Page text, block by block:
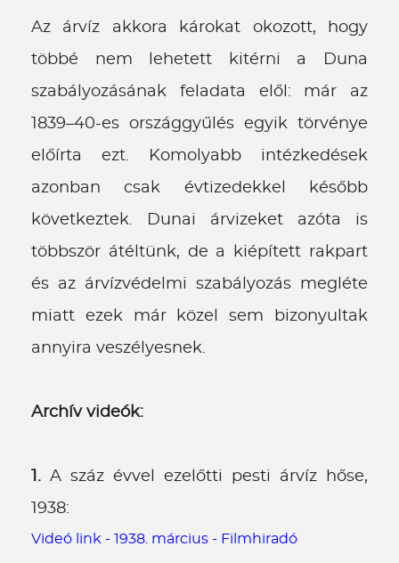
Az árvíz akkora károkat okozott, hogy
többé nem lehetett kitérni a Duna
szabályozásának feladata elől: már az
1839–40-es országgyűlés egyik törvénye
előírta ezt. Komolyabb intézkedések
azonban csak évtizedekkel később
következtek. Dunai árvizeket azóta is
többször átéltünk, de a kiépített rakpart
és az árvízvédelmi szabályozás megléte
miatt ezek már közel sem bizonyultak
annyira veszélyesnek.
Archív videók:
1. A száz évvel ezelőtti pesti árvíz hőse,
1938:
Videó link - 1938. március - Filmhiradó